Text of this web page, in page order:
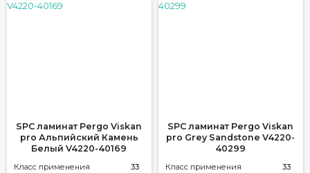
SPC ламинат Pergo Viskan
pro Альпийский Камень
Белый V4220-40169
Класс применения
33
SPC ламинат Pergo Viskan
pro Grey Sandstone V4220-
40299
Класс применения
33